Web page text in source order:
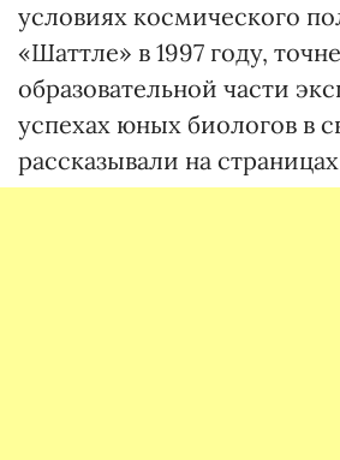
условиях космического
«Шаттле» в 1997 году,
образовательной части
успехах юных биологов в
рассказывали на